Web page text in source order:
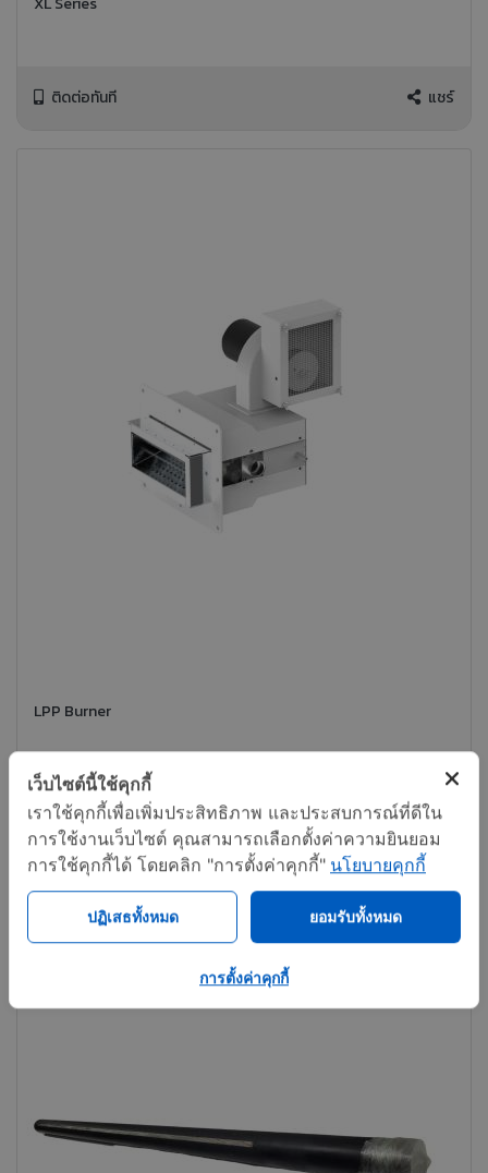
ติดต่อทันที แชร์
LPP Burner
ติดต่อทันที แชร์
เว็บไซต์นี้ใช้คุกกี้
เราใช้คุกกี้เพื่อเพิ่มประสิทธิภาพ และประสบการณ์ที่ดีใน
การใช้งานเว็บไซต์ คุณสามารถเลือกตั้งค่าความยินยอม
การใช้คุกกี้ได้ โดยคลิก "การตั้งค่าคุกกี้" นโยบายคุกกี้
ปฏิเสธทั้งหมด ยอมรับทั้งหมด
การตั้งค่าคุกกี้